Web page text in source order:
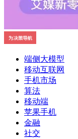
端侧大模型
移动互联网
手机市场
算法
移动端
苹果手机
金融
社交